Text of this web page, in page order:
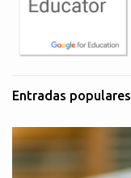
Entradas populares